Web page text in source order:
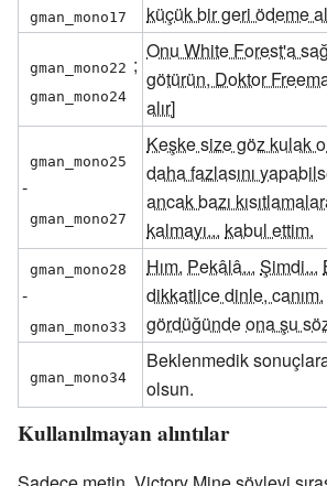
gman_mono17
küçük bir geri ödeme
gman_mono22 ;
gman_mono24
Onu White Forest'a
götürün, Doktor
alır]
gman_mono25
-
gman_mono27
Keşke size göz kulak
daha fazlasını
ancak bazı
kalmayı... kabul ettim.
gman_mono28
-
gman_mono33
Hım. Pekâlâ... Şimdi...
dikkatlice dinle, canım.
gördüğündeona şu
gman_mono34
Beklenmedik sonuçlara
olsun.
Kullanılmayan alıntılar